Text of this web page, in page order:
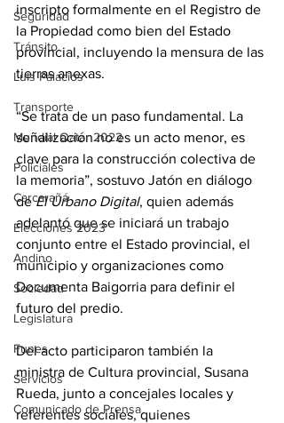
Seguridad
Tránsito
Luis Palacios
Transporte
Mundial Qatar 2022
Policiales
Carcarañá
Elecciones 2023
Andino
Sociedad
Legislatura
Funes
Servicios
Comunicado de Prensa
inscripto formalmente en el Registro de
la Propiedad como bien del Estado
provincial, incluyendo la mensura de las
tierras anexas.
“Se trata de un paso fundamental. La
señalización no es un acto menor, es
clave para la construcción colectiva de
la memoria”, sostuvo Jatón en diálogo
de El Urbano Digital, quien además
adelantó que se iniciará un trabajo
conjunto entre el Estado provincial, el
municipio y organizaciones como
Documenta Baigorria para definir el
futuro del predio.
Del acto participaron también la
ministra de Cultura provincial, Susana
Rueda, junto a concejales locales y
referentes sociales, quienes